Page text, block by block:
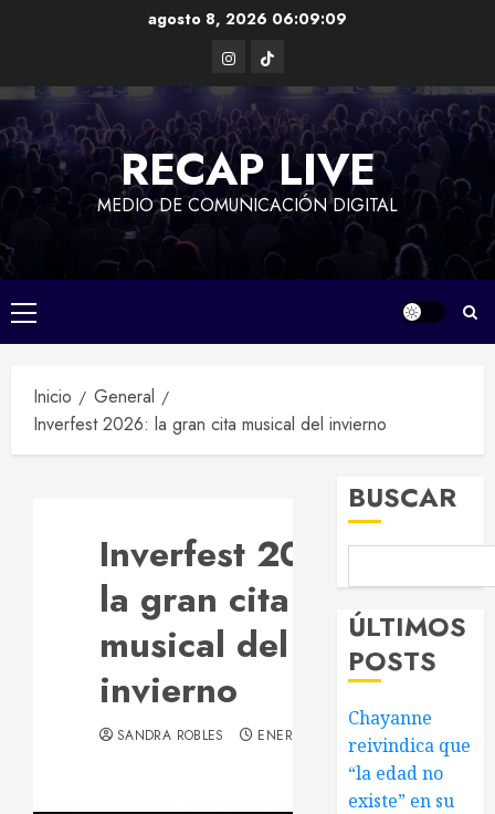
agosto 8, 202606:09:10
Instagram
TikTok
RECAP LIVE
MEDIO DE COMUNICACIÓN DIGITAL
Menú
principal
Inicio
General
Inverfest 2026: la gran cita musical del invierno
Inverfest 2026:
la gran cita
musical del
invierno
SANDRA ROBLES ENERO 6, 2026
BUSCAR
ÚLTIMOS
POSTS
Chayanne
reivindica que
“la edad no
existe” en su